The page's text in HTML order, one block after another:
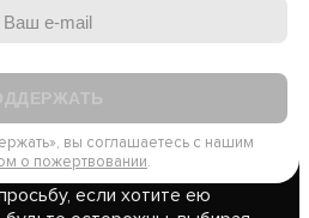
вы соглашаетесь с нашим
о пожертвовании.
если хотите ею